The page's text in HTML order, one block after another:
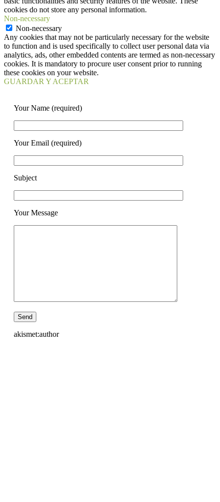
cookies do not store any personal information.
Non-necessary
Non-necessary
Any cookies that may not be particularly necessary for the website
to function and is used specifically to collect user personal data via
analytics, ads, other embedded contents are termed as non-necessary
cookies. It is mandatory to procure user consent prior to running
these cookies on your website.
GUARDAR Y ACEPTAR
Your Name (required)
Your Email (required)
Subject
Your Message
akismet:author